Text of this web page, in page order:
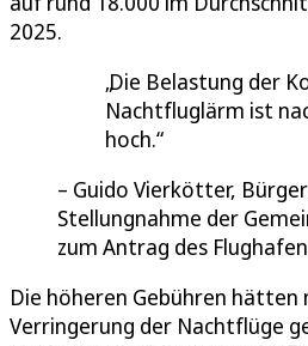
2025.
Die Belastung der
Nachtfluglärm ist
hoch.
Guido Vierkötter,
Stellungnahme der
zum Antrag des
Die höheren Gebühren hätten
Verringerung der Nachtflüge